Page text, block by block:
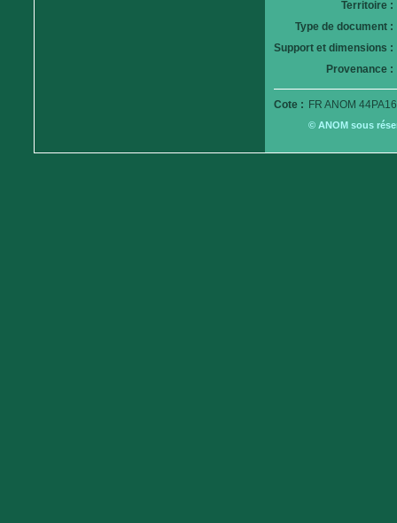
Territoire :
Type de document :
Support et dimensions :
Provenance :
Cote : FR ANOM
© ANOM sous